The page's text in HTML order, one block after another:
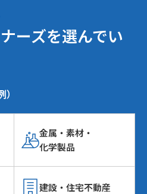
ーズを選んでい
金属・素材・
化学製品
建設・住宅不動産